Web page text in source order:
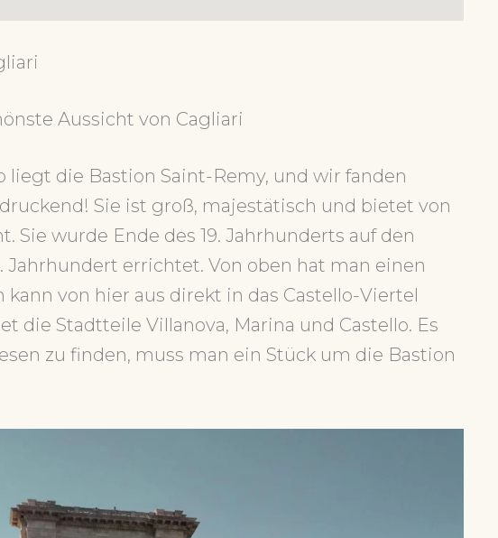
Aussicht von Cagliari
liegt die Bastion Saint-Remy, und wir fanden
Sie ist groß, majestätisch und bietet von
Sie wurde Ende des 19. Jahrhunderts auf den
Jahrhundert errichtet. Von oben hat man einen
von hier aus direkt in das Castello-Viertel
die Stadtteile Villanova, Marina und Castello. Es
zu finden, muss man ein Stück um die Bastion